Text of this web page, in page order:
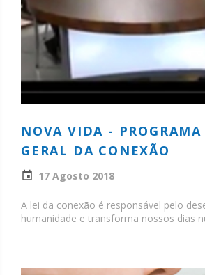
NOVA VIDA -
GERAL DA CONEXÃO
17 Agosto 2018
A lei da conexão é responsável pelo
humanidade e transforma nossos dias